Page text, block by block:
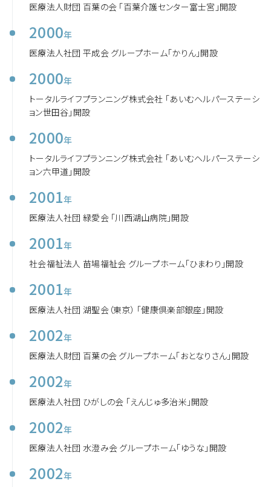
医療法人財団 百葉の会 「百葉介護センター富士宮」開設
2000年
医療法人社団 平成会 グループホーム「かりん」開設
2000年
トータルライフプランニング株式会社 「あいむヘルパーステーシ
ョン世田谷」開設
2000年
トータルライフプランニング株式会社 「あいむヘルパーステーシ
ョン六甲道」開設
2001年
医療法人社団 緑愛会 「川西湖山病院」開設
2001年
社会福祉法人 苗場福祉会 グループホーム「ひまわり」開設
2001年
医療法人社団 湖聖会（東京） 「健康倶楽部銀座」開設
2002年
医療法人財団 百葉の会 グループホーム「おとなりさん」開設
2002年
医療法人社団 ひがしの会 「えんじゅ多治米」開設
2002年
医療法人社団 水澄み会 グループホーム「ゆうな」開設
2002年